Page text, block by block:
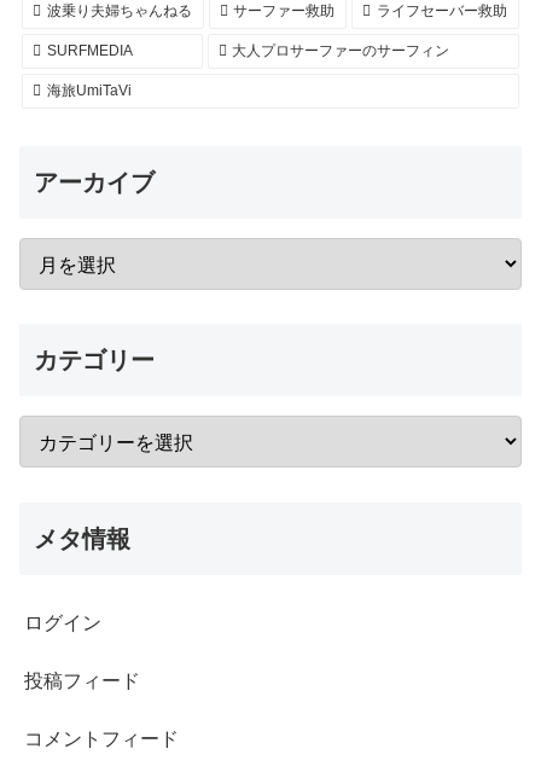
波乗り夫婦ちゃんねる サーファー救助 ライフセーバー救助
SURFMEDIA 大人プロサーファーのサーフィン
海旅UmiTaVi
アーカイブ
カテゴリー
メタ情報
ログイン
投稿フィード
コメントフィード